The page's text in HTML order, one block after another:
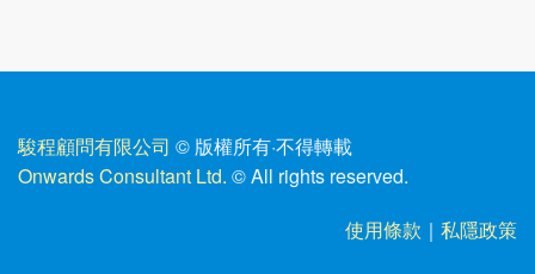
駿程顧問有限公司 © 版權所有·不得轉載
Onwards Consultant Ltd. © All rights reserved.
使用條款 ｜ 私隱政策